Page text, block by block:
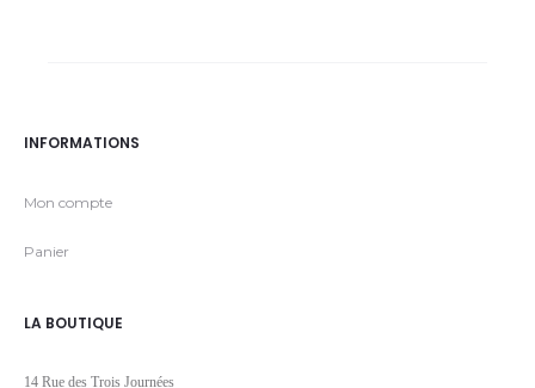
INFORMATIONS
Mon compte
Panier
LA BOUTIQUE
14 Rue des Trois Journées